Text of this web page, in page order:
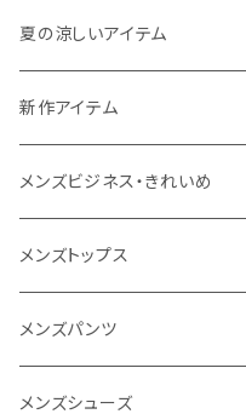
THE NORTH FACE
NANGA
1PIU1UGUALE3 RELAX
go slow caravan
SY32 by SWEET YEARS
URBAN SQUARE
夏の涼しいアイテム
メンズ
レディース
新作アイテム
メンズ
レディース
メンズビジネス・きれいめ
スーツ
カジュアルセットアップ
スラックス
メンズトップス
Tシャツ/カットソー
シャツ/ポロシャツ
メンズパンツ
デニムパンツ
メンズシューズ